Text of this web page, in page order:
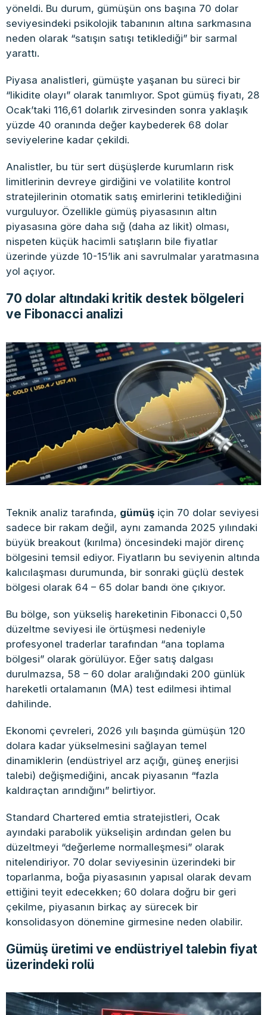
yöneldi. Bu durum, gümüşün ons başına 70 dolar
seviyesindeki psikolojik tabanının altına sarkmasına
neden olarak “satışın satışı tetiklediği” bir sarmal
yarattı.
Piyasa analistleri, gümüşte yaşanan bu süreci bir
“likidite olayı” olarak tanımlıyor. Spot gümüş fiyatı, 28
Ocak’taki 116,61 dolarlık zirvesinden sonra yaklaşık
yüzde 40 oranında değer kaybederek 68 dolar
seviyelerine kadar çekildi.
Analistler, bu tür sert düşüşlerde kurumların risk
limitlerinin devreye girdiğini ve volatilite kontrol
stratejilerinin otomatik satış emirlerini tetiklediğini
vurguluyor. Özellikle gümüş piyasasının altın
piyasasına göre daha sığ (daha az likit) olması,
nispeten küçük hacimli satışların bile fiyatlar
üzerinde yüzde 10-15’lik ani savrulmalar yaratmasına
yol açıyor.
70 dolar altındaki kritik destek bölgeleri
ve Fibonacci analizi
Teknik analiz tarafında, gümüş için 70 dolar seviyesi
sadece bir rakam değil, aynı zamanda 2025 yılındaki
büyük breakout (kırılma) öncesindeki majör direnç
bölgesini temsil ediyor. Fiyatların bu seviyenin altında
kalıcılaşması durumunda, bir sonraki güçlü destek
bölgesi olarak 64 – 65 dolar bandı öne çıkıyor.
Bu bölge, son yükseliş hareketinin Fibonacci 0,50
düzeltme seviyesi ile örtüşmesi nedeniyle
profesyonel traderlar tarafından “ana toplama
bölgesi” olarak görülüyor. Eğer satış dalgası
durulmazsa, 58 – 60 dolar aralığındaki 200 günlük
hareketli ortalamanın (MA) test edilmesi ihtimal
dahilinde.
Ekonomi çevreleri, 2026 yılı başında gümüşün 120
dolara kadar yükselmesini sağlayan temel
dinamiklerin (endüstriyel arz açığı, güneş enerjisi
talebi) değişmediğini, ancak piyasanın “fazla
kaldıraçtan arındığını” belirtiyor.
Standard Chartered emtia stratejistleri, Ocak
ayındaki parabolik yükselişin ardından gelen bu
düzeltmeyi “değerleme normalleşmesi” olarak
nitelendiriyor. 70 dolar seviyesinin üzerindeki bir
toparlanma, boğa piyasasının yapısal olarak devam
ettiğini teyit edecekken; 60 dolara doğru bir geri
çekilme, piyasanın birkaç ay sürecek bir
konsolidasyon dönemine girmesine neden olabilir.
Gümüş üretimi ve endüstriyel talebin fiyat
üzerindeki rolü